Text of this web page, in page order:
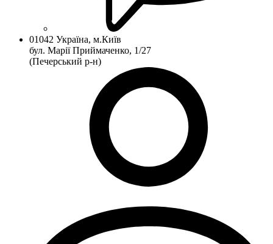
01042 Україна, м.Київ
бул. Марії Приймаченко, 1/27
(Печерський р-н)